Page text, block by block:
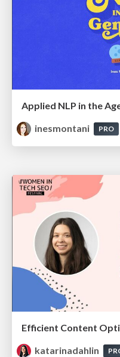
Applied NLP in the
inesmontani
PRO
katarinadahlin